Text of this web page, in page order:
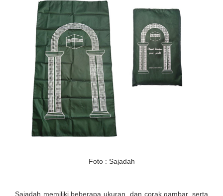
Foto : Sajadah
Sajadah memiliki beberapa ukuran, dan corak gambar, serta